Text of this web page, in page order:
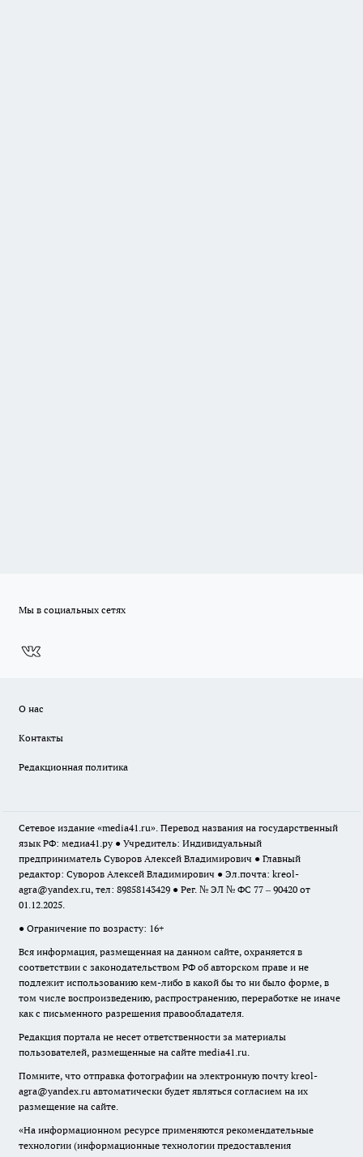
Мы в социальных сетях
О нас
Контакты
Редакционная политика
Сетевое издание «media41.ru». Перевод названия на государственный
язык РФ: медиа41.ру ● Учредитель: Индивидуальный
предприниматель Суворов Алексей Владимирович ● Главный
редактор: Суворов Алексей Владимирович ● Эл.почта: kreol-
agra@yandex.ru, тел: 89858143429 ● Рег. № ЭЛ № ФС 77 – 90420 от
01.12.2025.
● Ограничение по возрасту: 16+
Вся информация, размещенная на данном сайте, охраняется в
соответствии с законодательством РФ об авторском праве и не
подлежит использованию кем-либо в какой бы то ни было форме, в
том числе воспроизведению, распространению, переработке не иначе
как с письменного разрешения правообладателя.
Редакция портала не несет ответственности за материалы
пользователей, размещенные на сайте media41.ru.
Помните, что отправка фотографии на электронную почту kreol-
agra@yandex.ru автоматически будет являться согласием на их
размещение на сайте.
«На информационном ресурсе применяются рекомендательные
технологии (информационные технологии предоставления